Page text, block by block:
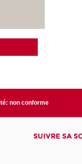
non conforme
SUIVRE SA